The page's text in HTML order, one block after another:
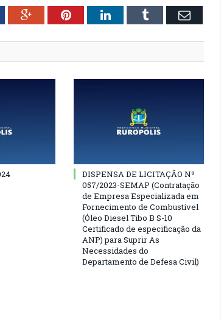
Google+PinterestLinkedInTumblr Email
DISPENSA DE LICITAÇÃO Nº
057/2023-SEMAP (Contratação
de Empresa Especializada em
Fornecimento de Combustível
(Óleo Diesel Tibo B S-10
Certificado de especificação da
ANP) para Suprir As
Necessidades do
Departamento de Defesa Civil)